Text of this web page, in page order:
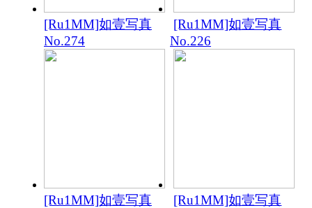
[Ru1MM]如壹写真
No.274
[Ru1MM]如壹写真
No.226
[Ru1MM]如壹写真
[Ru1MM]如壹写真